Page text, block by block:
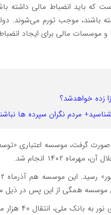
که باید انضباط مالی داشته
باشند، موجب تورم می‌شوند.
موسسات مالی برای ایجاد
زده خواهدشد؟
مردم نگران سپرده ها
گرفت، موسسه اعتباری
موسسه همگی از این پس در ذیل
البته یکی از